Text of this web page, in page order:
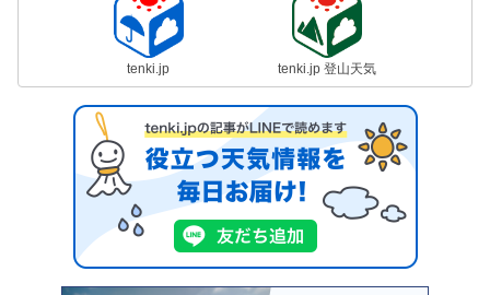
tenki.jp tenki.jp 登山天気